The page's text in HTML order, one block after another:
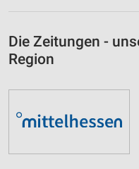
Die Zeitungen -
Region